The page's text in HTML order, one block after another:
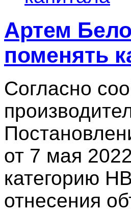
Артем
поменять
Согласно
от 7 мая
категорию
отнесения